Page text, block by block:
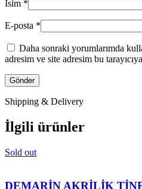
İsim *
E-posta *
Daha sonraki yorumlarımda
adresim ve site adresim bu
Shipping & Delivery
İlgili ürünler
Sold out
DEMARİN AKRİLİK